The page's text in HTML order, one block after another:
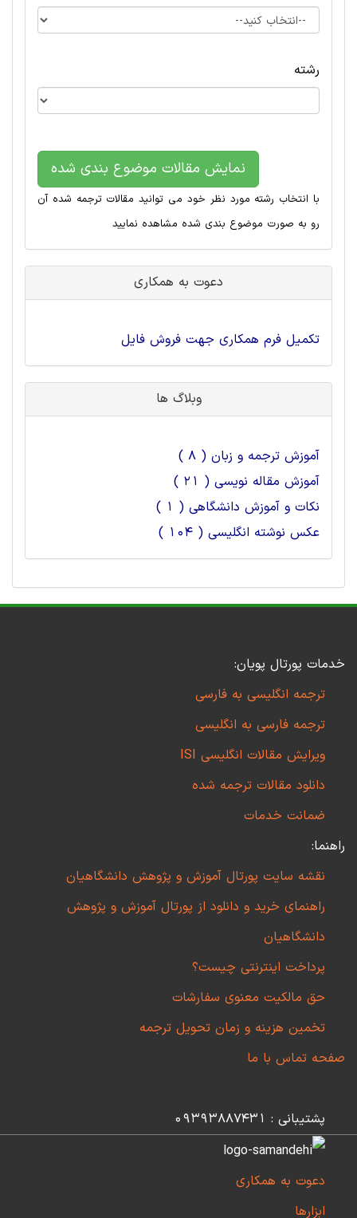
رشته
نمایش مقالات موضوع بندی شده
با انتخاب رشته مورد نظر خود می توانید مقالات ترجمه شده آن
رو به صورت موضوع بندی شده مشاهده نمایید
دعوت به همکاری
تکمیل فرم همکاری جهت فروش فایل
وبلاگ ها
آموزش ترجمه و زبان ( 8 )
آموزش مقاله نویسی ( 21 )
نکات و آموزش دانشگاهی ( 1 )
عکس نوشته انگلیسی ( 104 )
خدمات پورتال پویان:
ترجمه انگلیسی به فارسی
ترجمه فارسی به انگلیسی
ویرایش مقالات انگلیسی ISI
دانلود مقالات ترجمه شده
ضمانت خدمات
راهنما:
نقشه سایت پورتال آموزش و پژوهش دانشگاهیان
راهنمای خرید و دانلود از پورتال آموزش و پژوهش
دانشگاهیان
پرداخت اینترنتی چیست؟
حق مالکیت معنوی سفارشات
تخمین هزینه و زمان تحویل ترجمه
صفحه تماس با ما
پشتیبانی : 09393887431
دعوت به همکاری
ابزارها